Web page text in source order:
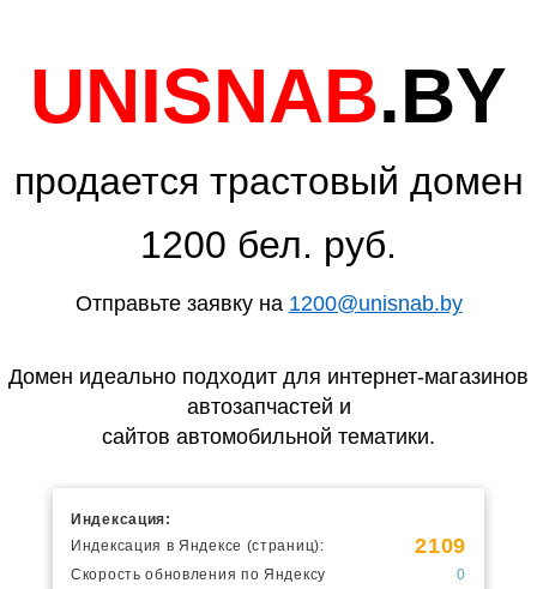
UNISNAB.BY
продается трастовый домен
1200 бел. руб.
Отправьте заявку на 1200@unisnab.by
Домен идеально подходит для интернет-магазинов
автозапчастей и
сайтов автомобильной тематики.
Индексация:
Индексация в Яндексе (страниц):
2109
Скорость обновления по Яндексу
0